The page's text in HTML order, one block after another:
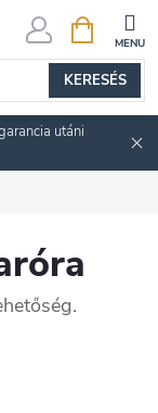
KERESÉS
KOSÁR
utáni